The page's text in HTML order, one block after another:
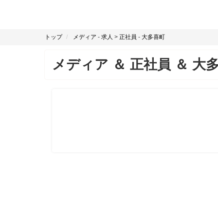
トップ メディア - 求人 > 正社員 - 大多喜町
メディア ＆ 正社員 ＆ 大